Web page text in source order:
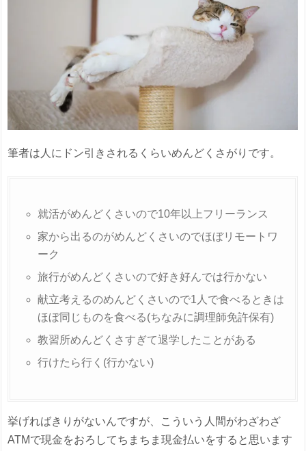
筆者は人にドン引きされるくらいめんどくさがりです。
就活がめんどくさいので10年以上フリーランス
家から出るのがめんどくさいのでほぼリモートワ
ーク
旅行がめんどくさいので好き好んでは行かない
献立考えるのめんどくさいので1人で食べるときは
ほぼ同じものを食べる(ちなみに調理師免許保有)
教習所めんどくさすぎて退学したことがある
行けたら行く(行かない)
挙げればきりがないんですが、こういう人間がわざわざ
ATMで現金をおろしてちまちま現金払いをすると思います